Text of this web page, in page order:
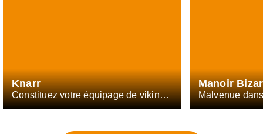
Knarr
Constituez votre équipage de vikings et faites fortune en découvrant des terres inconnues.
Manoir
Malvenue